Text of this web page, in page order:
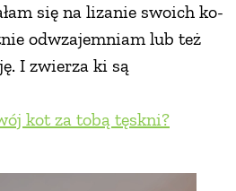
się na lizanie swoich ko­
odwzajemniam lub też
I zwierza­ ki są
kot za tobą tęskni?